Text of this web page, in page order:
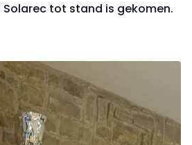
tot stand is gekomen.